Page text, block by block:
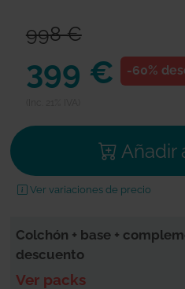
998 €
399 € -60%
Añadir
Ver variaciones de precio
Colchón + base +
descuento
Ver packs